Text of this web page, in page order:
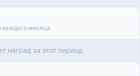
каждого месяца
наград за этот период